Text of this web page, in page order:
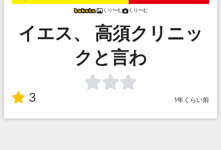
くり〜む くり〜む
イエス、 高須クリニッ
クと言わ
3 1年くらい前